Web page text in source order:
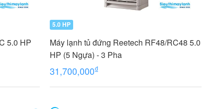
5.0 HP
5.0 HP
Máy lạnh tủ đứng Reetech RF48/RC48 5.0
HP (5 Ngựa) - 3 Pha
31,700,000₫